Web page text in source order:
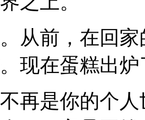
从前，在回
现在蛋糕出炉
再是你的个